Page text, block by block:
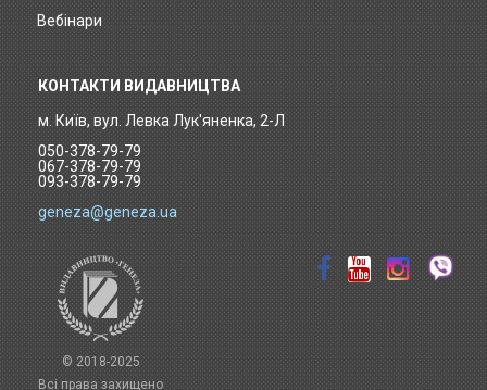
© 2018-2025
Всі права захищено
КОНТАКТИ ВИДАВНИЦТВА
м. Київ, вул. Левка Лук'яненка, 2-Л
050-378-79-79
067-378-79-79
093-378-79-79
geneza@geneza.ua
Вебінари